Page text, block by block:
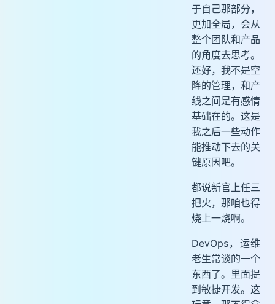
于自己那部分，
更加全局，会从
整个团队和产品
的角度去思考。
还好，我不是空
降的管理，和产
线之间是有感情
基础在的。这是
我之后一些动作
能推动下去的关
键原因吧。
都说新官上任三
把火，那咱也得
烧上一烧啊。
DevOps，运维
老生常谈的一个
东西了。里面提
到敏捷开发。这